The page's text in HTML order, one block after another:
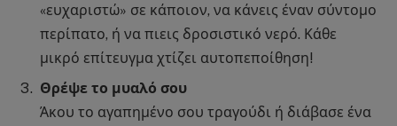
«ευχαριστώ» σε κάποιον, να κάνεις έναν σύντομο
περίπατο, ή να πιεις δροσιστικό νερό. Κάθε
μικρό επίτευγμα χτίζει αυτοπεποίθηση!
Θρέψε το μυαλό σου
Άκου το αγαπημένο σου τραγούδι ή διάβασε ένα